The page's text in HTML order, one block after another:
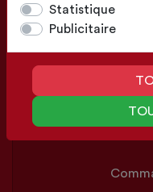
Statistique
Publicitaire
Sur